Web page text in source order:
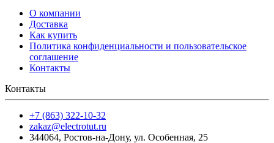
О компании
Доставка
Как купить
Политика конфиденциальности и пользовательское
соглашение
Контакты
Контакты
+7 (863) 322-10-32
zakaz@electrotut.ru
344064, Ростов-на-Дону, ул. Особенная, 25